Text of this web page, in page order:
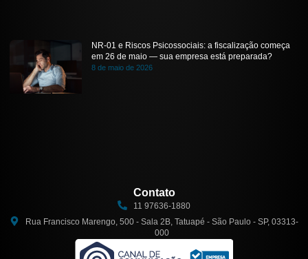
NR-01 e Riscos Psicossociais: a fiscalização começa
em 26 de maio — sua empresa está preparada?
8 de maio de 2026
Contato
11 97636-1880
Rua Francisco Marengo, 500 - Sala 2B, Tatuapé - São Paulo - SP, 03313-
000